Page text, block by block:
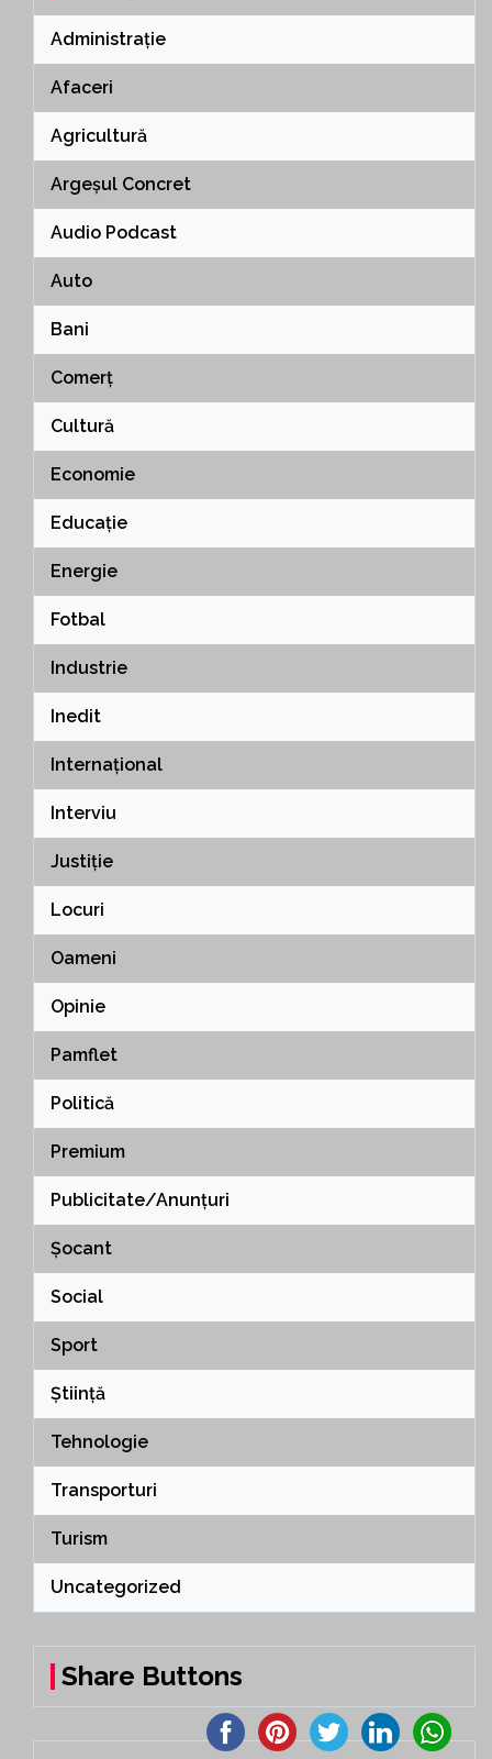
Administrație
Afaceri
Agricultură
Argeșul Concret
Audio Podcast
Auto
Bani
Comerț
Cultură
Economie
Educație
Energie
Fotbal
Industrie
Inedit
Internațional
Interviu
Justiție
Locuri
Oameni
Opinie
Pamflet
Politică
Premium
Publicitate/Anunțuri
Șocant
Social
Sport
Știință
Tehnologie
Transporturi
Turism
Uncategorized
Share Buttons